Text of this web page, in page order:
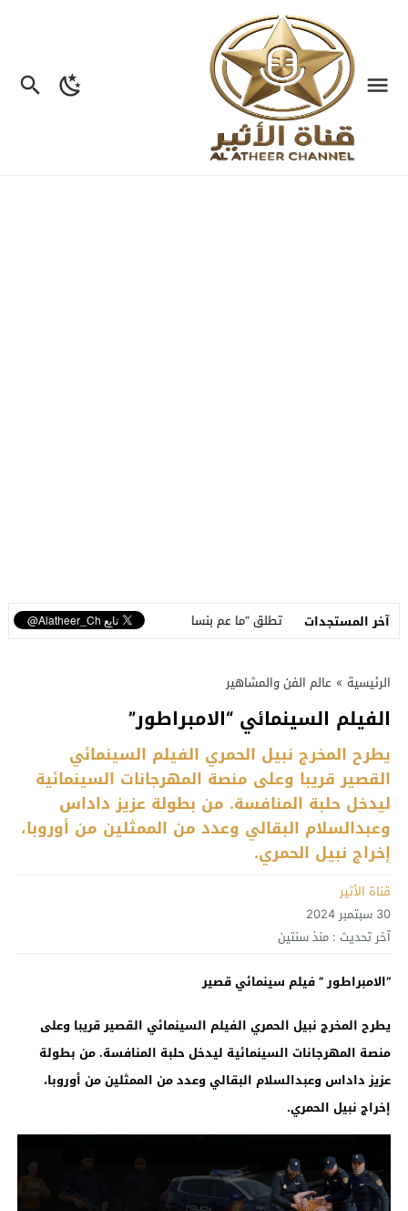
آخر المستجدات
تطلق “ما عم بنساك”.. أغنية مصوّرة تحوّل وجع الفراق إلى رسالة أمل
الرئيسية » عالم الفن والمشاهير
الفيلم السينمائي “الامبراطور”
يطرح المخرج نبيل الحمري الفيلم السينمائي
القصير قريبا وعلى منصة المهرجانات السينمائية
ليدخل حلبة المنافسة. من بطولة عزيز داداس
وعبدالسلام البقالي وعدد من الممثلين من أوروبا،
إخراج نبيل الحمري.
قناة الأثير
30 سبتمبر 2024
آخر تحديث : منذ سنتين
“الامبراطور ” فيلم سينمائي قصير
يطرح المخرج نبيل الحمري الفيلم السينمائي القصير قريبا وعلى
منصة المهرجانات السينمائية ليدخل حلبة المنافسة. من بطولة
عزيز داداس وعبدالسلام البقالي وعدد من الممثلين من أوروبا،
إخراج نبيل الحمري.